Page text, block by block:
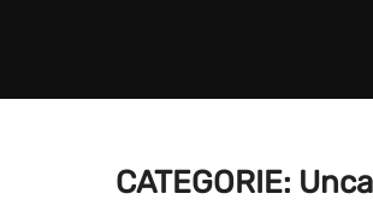
CATEGORIE: